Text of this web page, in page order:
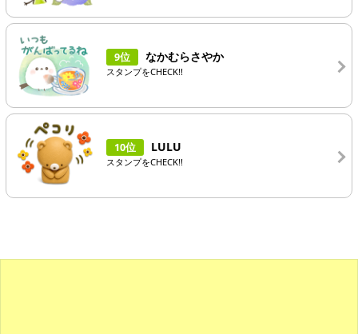
9位 なかむらさやか
スタンプをCHECK!!
10位 LULU
スタンプをCHECK!!